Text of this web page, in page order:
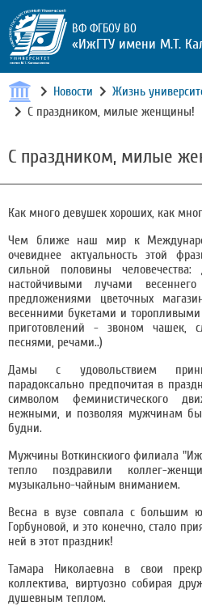
ВФ ФГБОУ ВО
«ИжГТУ имени М.Т.
Новости
Жизнь
С праздником, милые женщины!
С праздником, милые
Как много девушек хороших, как
Чем ближе наш мир к
очевиднее актуальность этой
сильной половины
настойчивыми лучами
предложениями цветочных
весенними букетами и
приготовлений - звоном чашек,
песнями, речами..)
Дамы с удовольствием
парадоксально предпочитая в
символом феминистического
нежными, и позволяя мужчинам
будни.
Мужчины Воткинскиого филиала
тепло поздравили коллег-
музыкально-чайным вниманием.
Весна в вузе совпала с большим
Горбуновой, и это конечно, стало
ней в этот праздник!
Тамара Николаевна в свои
коллектива, виртуозно собирая
душевным теплом.